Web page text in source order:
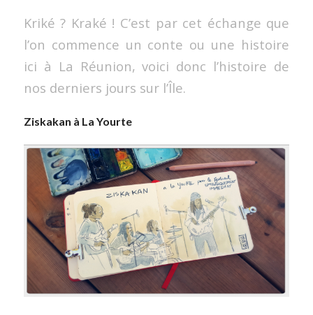
Kriké ? Kraké ! C’est par cet échange que
l’on commence un conte ou une histoire
ici à La Réunion, voici donc l’histoire de
nos derniers jours sur l’Île.
Ziskakan à La Yourte